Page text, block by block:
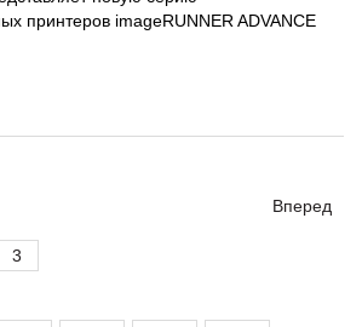
принтеров imageRUNNER ADVANCE
Вперед
3